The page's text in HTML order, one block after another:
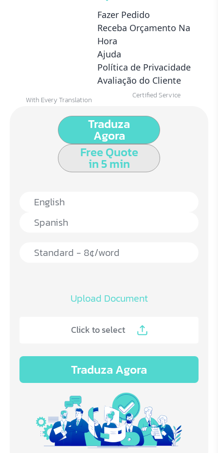
Fazer Pedido
Receba Orçamento Na
Hora
Ajuda
Política de Privacidade
Avaliação do Cliente
Certified Translators
With Every Translation
ATA Registered
Certified Service
Traduza
Agora
Free Quote
in 5 min
Upload Document
Click to select